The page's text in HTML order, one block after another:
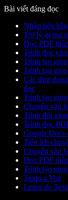
Bài viết đáng đọc
Nhập liệu
Trợ lý giọng
Đọc PDF
Trình đọc
Trình tạo
Trình tạo
Các ứng
đọc
Trình tạo
Chuyển văn
Trình đổi
Trình đọc
Google Docs
Tiện ích
Chuyển văn
Đọc PDF
Trình tạo
Texto a Voz
Leitor de